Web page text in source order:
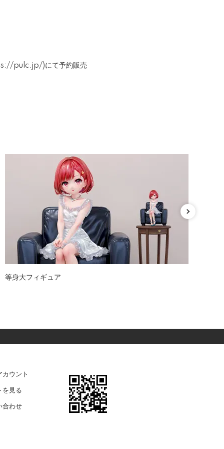
pulc.jp/)にて予約販売
等身大フィギュア
カウント
を見る
合わせ